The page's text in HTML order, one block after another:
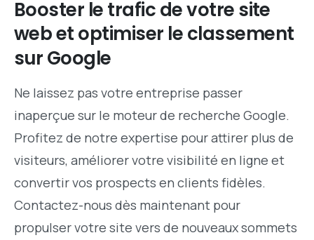
Booster letraficdevotresite
webetoptimiser leclassement
surGoogle
Ne laissez pas votre entreprise passer
inaperçue sur le moteur de recherche Google.
Profitez de notre expertise pour attirer plus de
visiteurs, améliorer votre visibilité en ligne et
convertir vos prospects en clients fidèles.
Contactez-nous dès maintenant pour
propulser votre site vers de nouveaux sommets